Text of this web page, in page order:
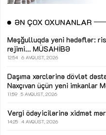
ƏN ÇOX OXUNANLAR
Məşğulluqda yeni hədəflər:
rejimi... MÜSAHİBƏ
12:54 6 AVQUST, 2026
Daşıma xərclərinə dövlət
Naxçıvan üçün yeni imkanlar
11:59 5 AVQUST, 2026
Vergi ödəyicilərinə xidmət
14:25 4 AVQUST, 2026